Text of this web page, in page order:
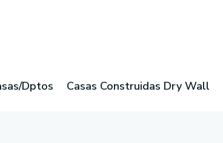
Dptos Casas Construidas Dry Wall